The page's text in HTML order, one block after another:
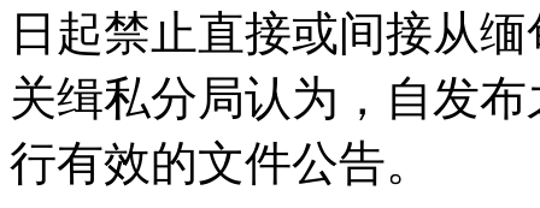
日起禁止直接或间接从
关缉私分局认为，自发
行有效的文件公告。